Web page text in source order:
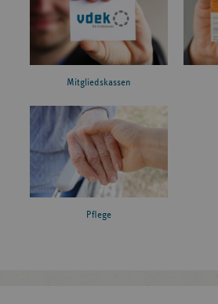
Mitgliedskassen
Pflege